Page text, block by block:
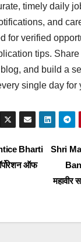
timely daily
and
for verified
tips.
and build a
single day for
Shri
महावीर
Bharti
ऑफ